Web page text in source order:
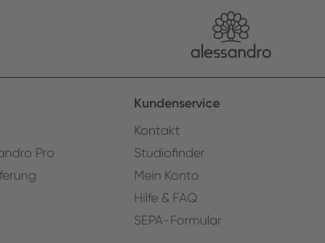
Pro
Kundenservice
Kontakt
Studiofinder
Mein Konto
Hilfe & FAQ
SEPA-Formular